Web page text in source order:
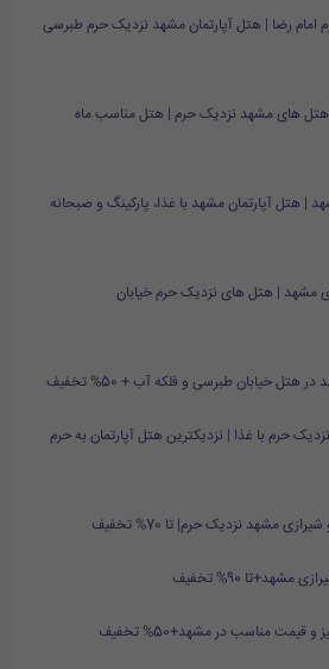
امام رضا | هتل آپارتمان مشهد نزدیک حرم طبرسی
هتل های مشهد نزدیک حرم | هتل مناسب ماه
| هتل آپارتمان مشهد با غذا، پارکینگ و صبحانه
مشهد | هتل های نزدیک حرم خیابان
خیابان طبرسی و فلکه آب + 50% تخفیف
حرم با غذا | نزدیکترین هتل آپارتمان به حرم
مشهد نزدیک حرم| تا 70% تخفیف
90% تخفیف
مناسب در مشهد+50% تخفیف